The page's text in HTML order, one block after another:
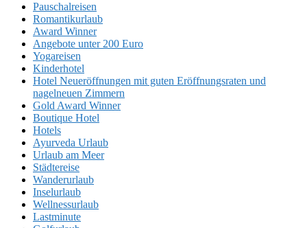
Pauschalreisen
Romantikurlaub
Award Winner
Angebote unter 200 Euro
Yogareisen
Kinderhotel
Hotel Neueröffnungen mit guten Eröffnungsraten und
nagelneuen Zimmern
Gold Award Winner
Boutique Hotel
Hotels
Ayurveda Urlaub
Urlaub am Meer
Städtereise
Wanderurlaub
Inselurlaub
Wellnessurlaub
Lastminute